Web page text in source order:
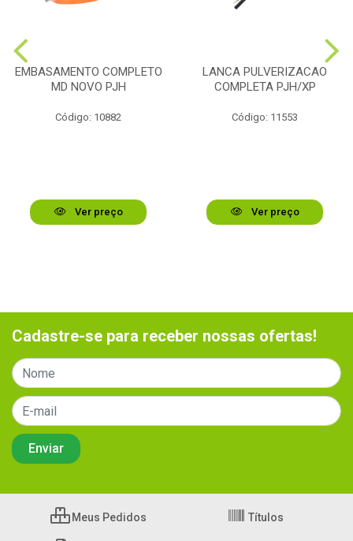
EMBASAMENTO COMPLETO
MD NOVO PJH
Código: 10882
Ver preço
LANCA PULVERIZACAO
COMPLETA PJH/XP
Código: 11553
Ver preço
Cadastre-se para receber nossas ofertas!
Meus Pedidos Títulos